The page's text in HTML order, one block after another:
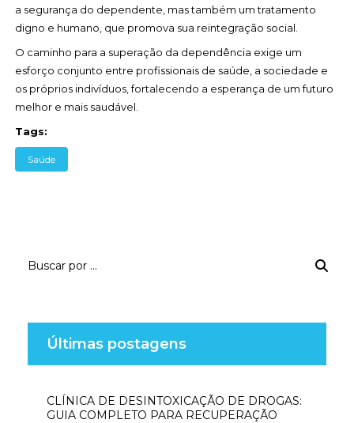
a segurança do dependente, mas também um tratamento
digno e humano, que promova sua reintegração social.
O caminho para a superação da dependência exige um
esforço conjunto entre profissionais de saúde, a sociedade e
os próprios indivíduos, fortalecendo a esperança de um futuro
melhor e mais saudável.
Tags:
Saúde
Últimas postagens
CLÍNICA DE DESINTOXICAÇÃO DE DROGAS:
GUIA COMPLETO PARA RECUPERAÇÃO